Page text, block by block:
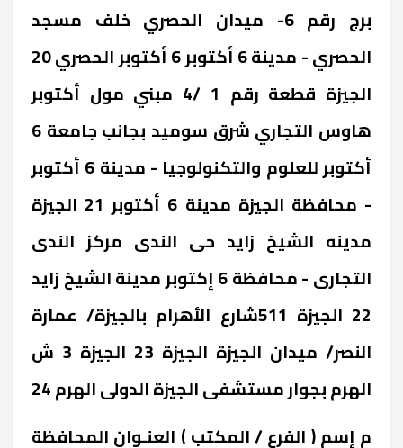
برج رقم 6- ميدان الحصري خلف مسجد
الحصري - مدينة 6 أكتوبر ‎6 أكتوبر الحصري 20
‎الجيزة ‎قطعة رقم 1 /4 مبني مول أكتوبر
هاوس التجاري شرق سوميد بجانب جامعة 6
أكتوبر للعلوم والتكنولوجيا - مدينة 6 أكتوبر
- محافظة الجيزة ‎مدينة 6 أكتوبر 21 ‎الجيزة
‎مدينه الشيخ زايد حى الندى مركز الندى
التجارى - محافظة 6 إكتوبر ‎مدينة الشيخ زايد
22 ‎الجيزة ‎511شارع الأهرام بالجيزة/ عمارة
النصر/ ميدان الجيزة ‎الجيزة 23 ‎الجيزة ‎3 ش
الهرم بجوار مستشفى الجيزة الدولى ‎الهرم 24
‎م إسم ( الفرع / المكتب ) العنـوان المحافظة